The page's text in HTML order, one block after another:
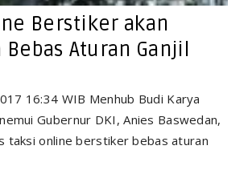
Berstiker akan
Aturan Ganjil
16:34 WIB Menhub Budi Karya
Gubernur DKI, Anies Baswedan,
taksi online berstiker bebas aturan